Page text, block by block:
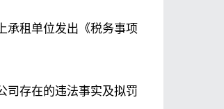
承租单位发出《税务事项
司存在的违法事实及拟罚